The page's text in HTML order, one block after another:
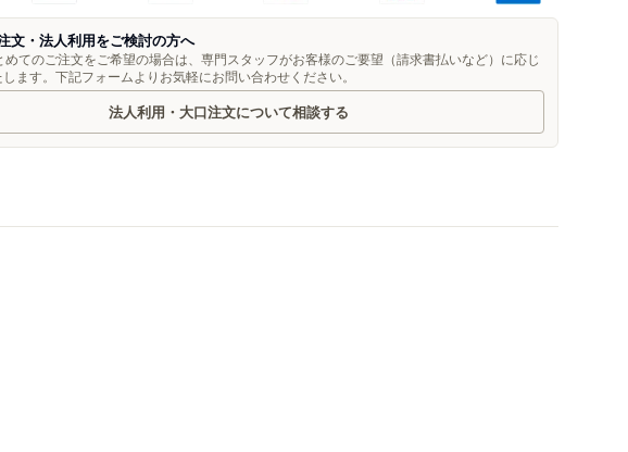
文・法人利用をご検討の方へ
めてのご注文をご希望の場合は、専門スタッフがお客様のご要望（請求書払いなど）に応じ
ます。下記フォームよりお気軽にお問い合わせください。
法人利用・大口注文について相談する